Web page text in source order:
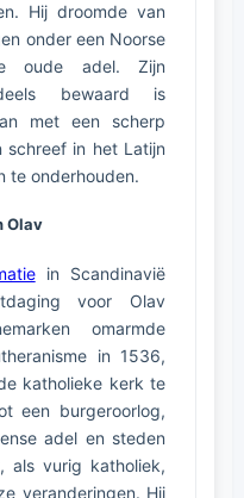
Hij droomde van
onder een Noorse
oude adel. Zijn
bewaard is
met een scherp
schreef in het Latijn
te onderhouden.
Olav
in Scandinavië
voor Olav
omarmde
in 1536,
katholieke kerk te
een burgeroorlog,
adel en steden
als vurig katholiek,
veranderingen. Hij